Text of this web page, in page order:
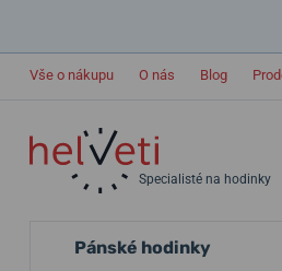
Vše o nákupu O nás Blog
Specialisté na hodinky
Pánské hodinky